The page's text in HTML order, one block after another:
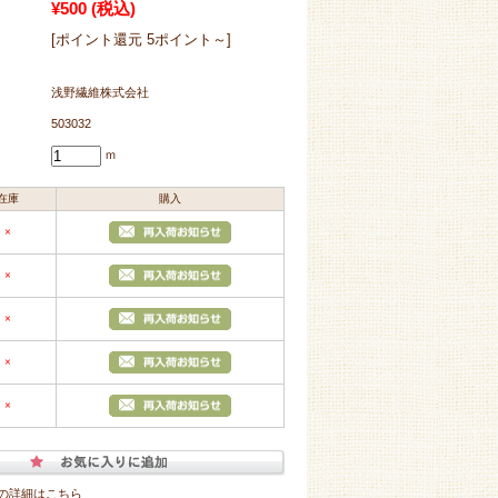
¥500 (税込)
[ポイント還元 5ポイント～]
浅野繊維株式会社
503032
ｍ
庫 購入
×
×
×
×
×
詳細はこちら